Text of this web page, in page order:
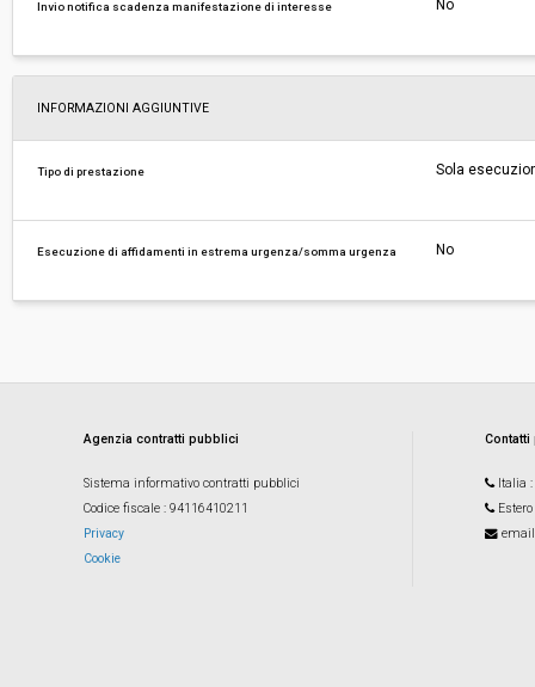
Invio notifica scadenza manifestazione di interesse No
INFORMAZIONI AGGIUNTIVE
Tipo di prestazione Sola
Esecuzione di affidamenti in estrema urgenza/somma urgenza No
Agenzia contratti pubblici
Sistema informativo contratti pubblici
Codice fiscale : 94116410211
Privacy
Cookie
Italia
Estero
email